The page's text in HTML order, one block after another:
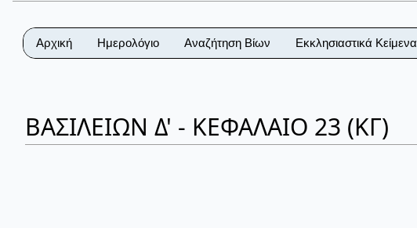
Αρχική Ημερολόγιο Αναζήτηση Βίων Εκκλησιαστικά Κείμενα
ΒΑΣΙΛΕΙΩΝ Δ' - ΚΕΦΑΛΑΙΟ 23 (ΚΓ)